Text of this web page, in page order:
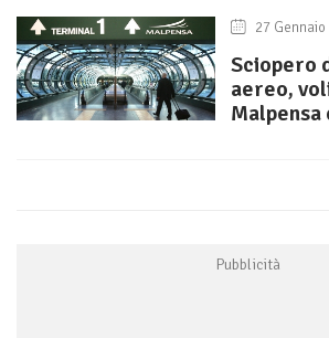
27 Gennaio
Sciopero
aereo,
Malpensa